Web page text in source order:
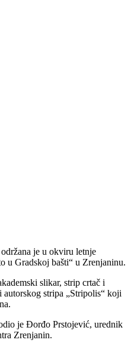
je u okviru letnje
u Gradskoj bašti“ u Zrenjaninu.
slikar, strip crtač i
stripa „Stripolis“ koji
je Đorđo Prstojević, urednik
Zrenjanin.